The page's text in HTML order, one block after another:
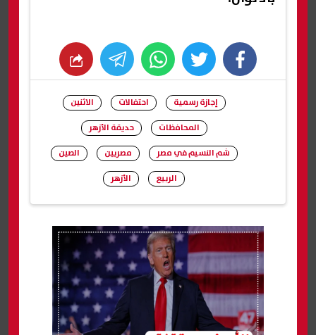
facebook
twitter
whats
إجازة رسمية احتفالات
الاثنين
المحافظات
حديقة الأزهر
شم النسيم في مصر
مصريين
الصين
الربيع
الأزهر